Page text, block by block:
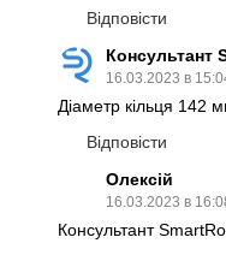
Відповісти
Консультант
16.03.2023 в
Діаметр кільця 142
Відповісти
Олексій
16.03.2023 в
Консультант